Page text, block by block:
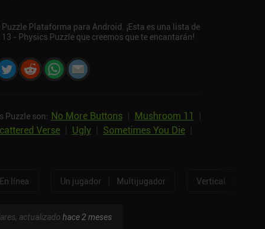
Plataforma para Android. ¡Esta es una lista de
- Physics Puzzle que creemos que te encantarán!
Puzzle son: No More Buttons| Mushroom 11
Verse| Ugly| Sometimes You Die|
En línea Un jugador Multijugador Vertical
actualizado hace 2 meses